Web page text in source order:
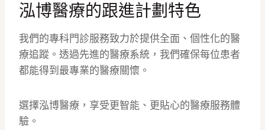
泓博醫療的跟進計劃特色
我們的專科門診服務致力於提供全面、個性化的醫
療追蹤。透過先進的醫療系統，我們確保每位患者
都能得到最專業的醫療關懷。
選擇泓博醫療，享受更智能、更貼心的醫療服務體
驗。